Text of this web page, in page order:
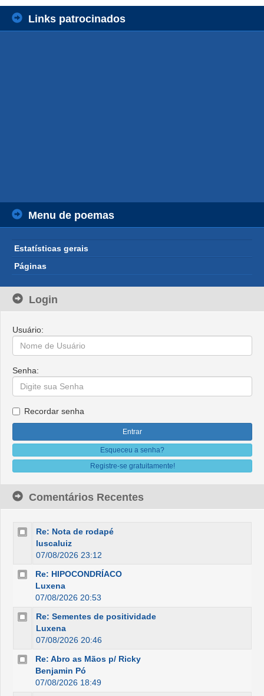
Links patrocinados
Menu de poemas
Estatísticas gerais
Páginas
Login
Usuário:
Senha:
Recordar senha
Esqueceu a senha?
Registre-se gratuitamente!
Comentários Recentes
Re: Nota de rodapé
luscaluiz
07/08/2026 23:12
Re: HIPOCONDRÍACO
Luxena
07/08/2026 20:53
Re: Sementes de positividade
Luxena
07/08/2026 20:46
Re: Abro as Mãos p/ Ricky
Benjamin Pó
07/08/2026 18:49